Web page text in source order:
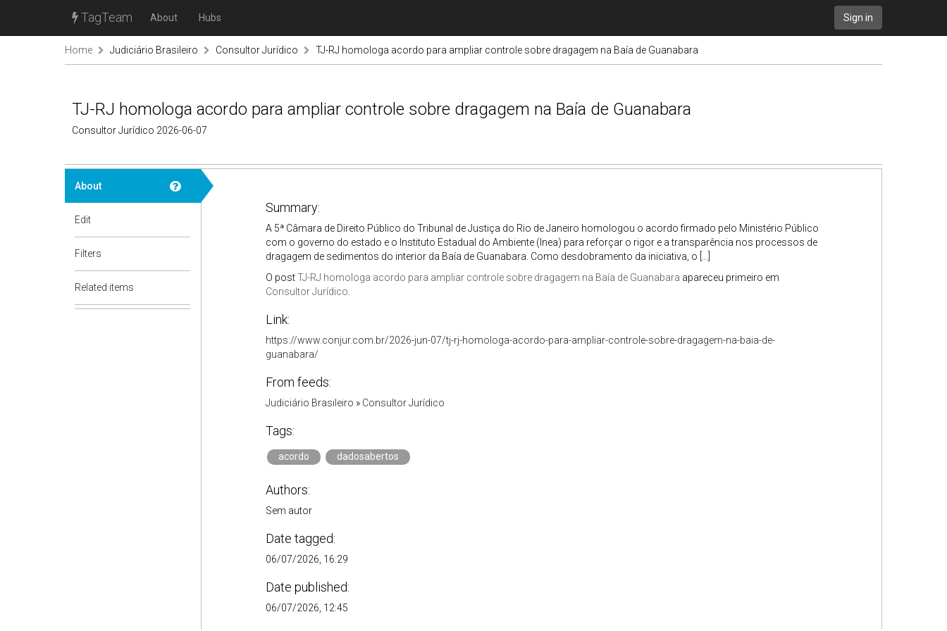
TagTeam About Hubs Sign in
Home Judiciário Brasileiro Consultor Jurídico TJ-RJ homologa acordo para ampliar controle sobre dragagem na Baía de Guanabara
TJ-RJ homologa acordo para ampliar controle sobre dragagem na Baía de Guanabara
Consultor Jurídico 2026-06-07
About
Edit
Filters
Related items
Summary:
A 5ª Câmara de Direito Público do Tribunal de Justiça do Rio de Janeiro homologou o acordo firmado pelo Ministério Público
com o governo do estado e o Instituto Estadual do Ambiente (Inea) para reforçar o rigor e a transparência nos processos de
dragagem de sedimentos do interior da Baía de Guanabara. Como desdobramento da iniciativa, o […]
O postTJ-RJ homologa acordo para ampliar controle sobre dragagem na Baía de Guanabara apareceu primeiro em
Consultor Jurídico
Link:
https://www.conjur.com.br/2026-jun-07/tj-rj-homologa-acordo-para-ampliar-controle-sobre-dragagem-na-baia-de-
guanabara/
From feeds:
Judiciário Brasileiro » Consultor Jurídico
Tags:
acordo dadosabertos
Authors:
Sem autor
Date tagged:
06/07/2026, 16:29
Date published:
06/07/2026, 12:45